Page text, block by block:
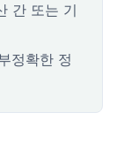
간 또는 기
정확한 정